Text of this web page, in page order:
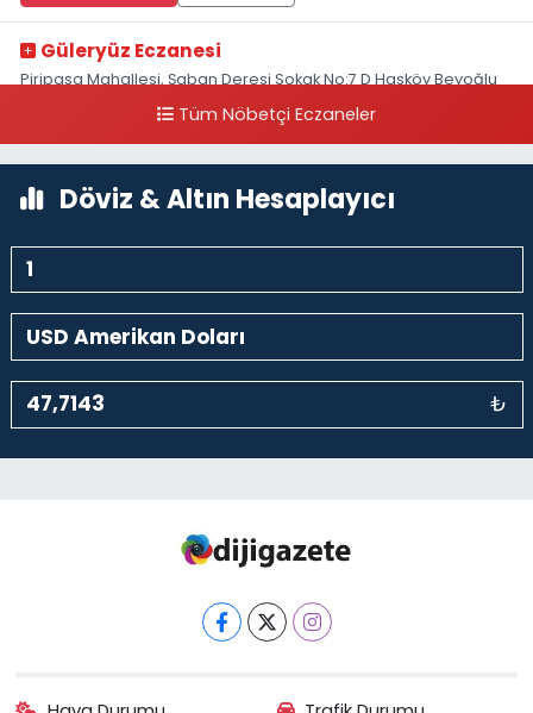
Güleryüz Eczanesi
Piripaşa Mahallesi, Şaban Deresi Sokak No:7 D Hasköy Beyoğlu
Tüm Nöbetçi Eczaneler
Döviz & Altın Hesaplayıcı
₺